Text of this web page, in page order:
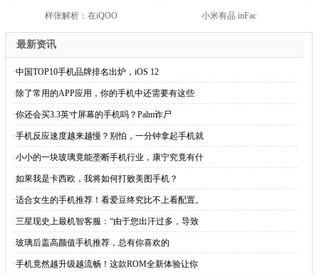
样张解析：在iQOO 小米有品 inFac
最新资讯
·中国TOP10手机品牌排名出炉，iOS 12
·除了常用的APP应用，你的手机中还需要有这些
·你还会买3.3英寸屏幕的手机吗？Palm诈尸
·手机反应速度越来越慢？别怕，一分钟拿起手机就
·小小的一块玻璃竟能垄断手机行业，康宁究竟有什
·如果我是卡西欧，我将如何打败美图手机？
·适合女生的手机推荐！看爱豆终究比不上看配置。
·三星现史上最机智客服：“由于您出汗过多，导致
·玻璃后盖高颜值手机推荐，总有你喜欢的
·手机竟然越升级越流畅！这款ROM全新体验让你